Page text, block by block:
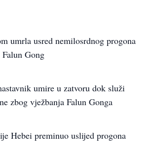
umrla usred nemilosrdnog progona
Gong
umire u zatvoru dok služi
zbog vježbanja Falun Gonga
Hebei preminuo uslijed progona